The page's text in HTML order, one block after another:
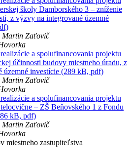
školy Damborského 3 – zníženie
z výzvy na integrované územné
Martin Zaťovič
a spolufinancovania projektu
účinnosti budovy miestneho úradu, z
územné investície (289 kB, pdf)
Martin Zaťovič
a spolufinancovania projektu
– ZŠ Beňovského 1 z Fondu
kB, pdf)
Martin Zaťovič
miestneho zastupiteľstva